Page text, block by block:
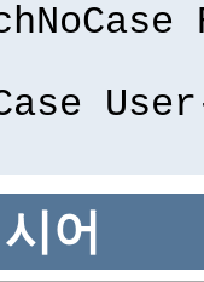
어